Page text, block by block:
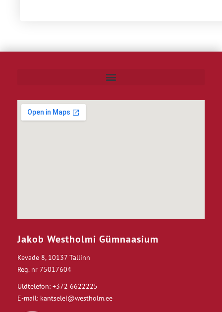
Jakob Westholmi Gümnaasium
Kevade 8, 10137 Tallinn
Reg. nr 75017604
Üldtelefon: +372 6622225
E-mail: kantselei@westholm.ee